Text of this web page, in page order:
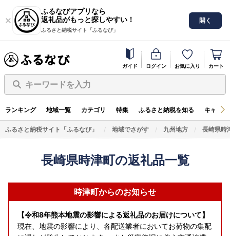
ふるなびアプリなら
返礼品がもっと探しやすい！
ふるさと納税サイト「ふるなび」
開く
ガイド ログイン お気に入り カート
キーワードを入力
ランキング 地域一覧 カテゴリ 特集 ふるさと納税を知る キャン
ふるさと納税サイト「ふるなび」 地域でさがす 九州地方 長崎県時
長崎県時津町の返礼品一覧
時津町からのお知らせ
【令和8年熊本地震の影響による返礼品のお届けについて】
現在、地震の影響により、各配送業者においてお荷物の集配